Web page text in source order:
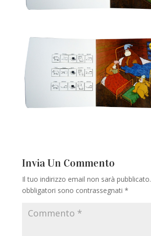
Invia Un Commento
Il tuo indirizzo email non sarà pubblicato.
obbligatori sono contrassegnati *